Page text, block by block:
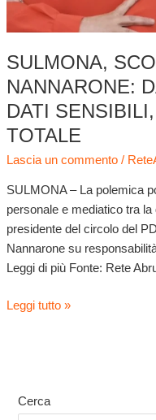
SULMONA,
NANNARONE:
DATI
TOTALE
Lascia un commento /
SULMONA – La polemica
personale e mediatico tra la
presidente del circolo del
Nannarone su
Leggi di più Fonte: Rete
guerra
totale
Leggi tutto »
Cerca